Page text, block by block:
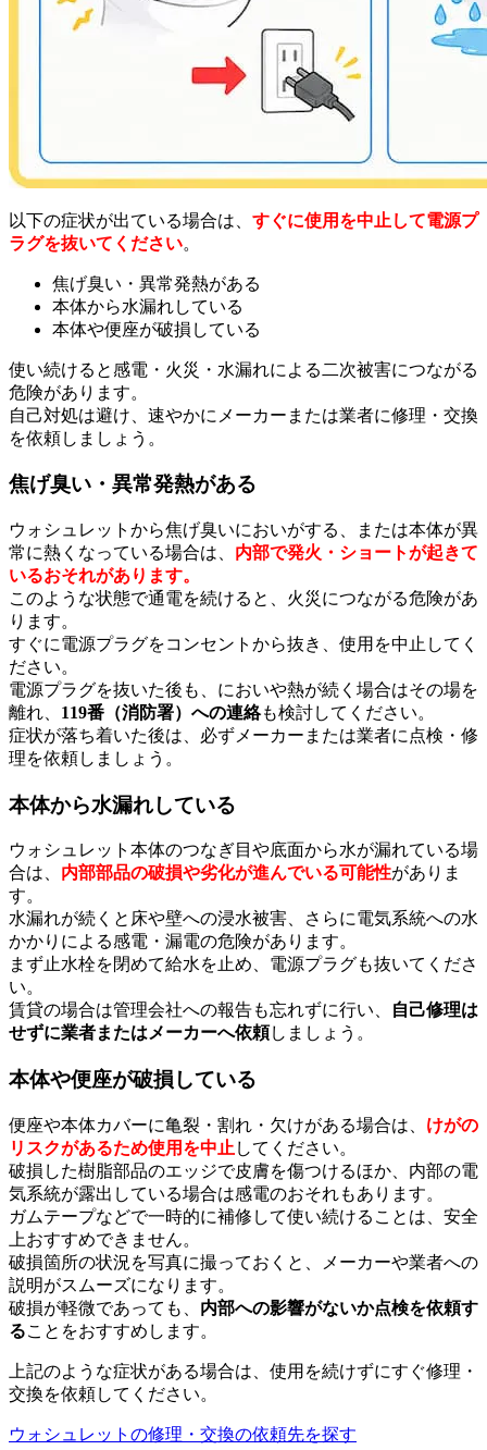
以下の症状が出ている場合は、 すぐに使用を中止して電源プ
ラグを抜いてください。
焦げ臭い・異常発熱がある
本体から水漏れしている
本体や便座が破損している
使い続けると感電・火災・水漏れによる二次被害につながる
危険があります。
自己対処は避け、速やかにメーカーまたは業者に修理・交換
を依頼しましょう。
焦げ臭い・異常発熱がある
ウォシュレットから焦げ臭いにおいがする、または本体が異
常に熱くなっている場合は、 内部で発火・ショートが起きて
いるおそれがあります。
このような状態で通電を続けると、火災につながる危険があ
ります。
すぐに電源プラグをコンセントから抜き、使用を中止してく
ださい。
電源プラグを抜いた後も、においや熱が続く場合はその場を
離れ、 119番（消防署）への連絡も検討してください。
症状が落ち着いた後は、必ずメーカーまたは業者に点検・修
理を依頼しましょう。
本体から水漏れしている
ウォシュレット本体のつなぎ目や底面から水が漏れている場
合は、 内部部品の破損や劣化が進んでいる可能性がありま
す。
水漏れが続くと床や壁への浸水被害、さらに電気系統への水
かかりによる感電・漏電の危険があります。
まず止水栓を閉めて給水を止め、電源プラグも抜いてくださ
い。
賃貸の場合は管理会社への報告も忘れずに行い、
自己修理は
せずに業者またはメーカーへ依頼 しましょう。
本体や便座が破損している
便座や本体カバーに亀裂・割れ・欠けがある場合は、 けがの
リスクがあるため使用を中止 してください。
破損した樹脂部品のエッジで皮膚を傷つけるほか、内部の電
気系統が露出している場合は感電のおそれもあります。
ガムテープなどで一時的に補修して使い続けることは、安全
上おすすめできません。
破損箇所の状況を写真に撮っておくと、メーカーや業者への
説明がスムーズになります。
破損が軽微であっても、 内部への影響がないか点検を依頼す
ることをおすすめします。
上記のような症状がある場合は、使用を続けずにすぐ修理・
交換を依頼してください。
ウォシュレットの修理・交換の依頼先を探す